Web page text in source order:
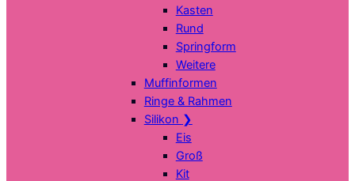
Kasten
Rund
Springform
Weitere
Muffinformen
Ringe & Rahmen
Silikon ❯
Eis
Groß
Kit